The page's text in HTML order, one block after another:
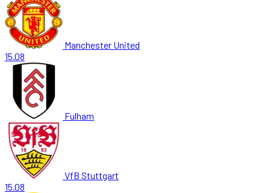
Manchester United
15.08
Fulham
VfB Stuttgart
15.08